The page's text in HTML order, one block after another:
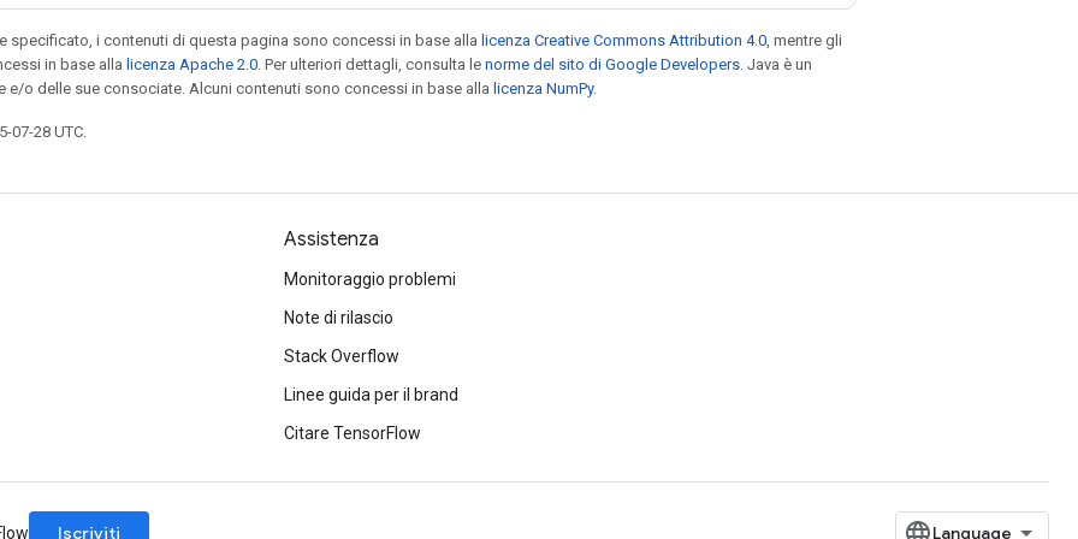
specificato, i contenuti di questa pagina sono concessi in base alla licenza Creative Commons Attribution 4.0 , mentre gli
in base alla licenza Apache 2.0 . Per ulteriori dettagli, consulta le norme del sito di Google Developers . Java è un
e/o delle sue consociate. Alcuni contenuti sono concessi in base alla licenza NumPy.
07-28 UTC.
Assistenza
Monitoraggio problemi
Note di rilascio
Stack Overflow
Linee guida per il brand
Citare TensorFlow
Iscriviti